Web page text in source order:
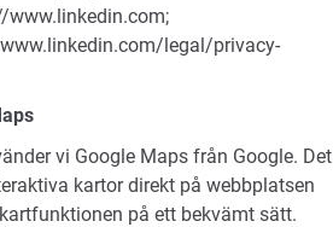
www.linkedin.com;
legal/privacy-
vi Google Maps från Google. Det
kartor direkt på webbplatsen
på ett bekvämt sätt.